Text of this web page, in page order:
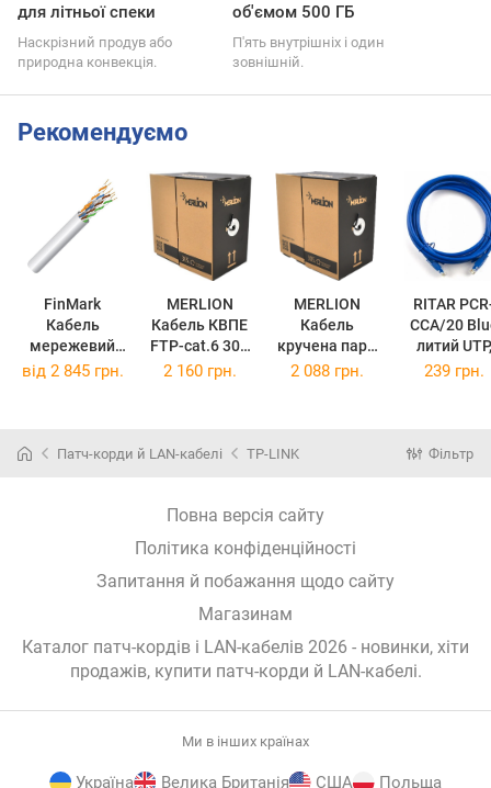
для літньої спеки
Наскрізний продув або
природна конвекція.
об'ємом 500 ГБ
П'ять внутрішніх і один
зовнішній.
Рекомендуємо
FinMark
Кабель
мережевий
UTP 100м
163143
MERLION
Кабель КВПЕ
FTP-cat.6 305
м
6054305W)
MERLION
Кабель
кручена пара
КНПЕ FTP-
RITAR PCR-
CCA/20
литий UTP,
CCA, RJ45,
від 2 845 грн. 2 160 грн. 2 088 грн. 239 грн.
Патч-корди й LAN-кабелі TP-LINK Фільтр
Повна версія сайту
Політика конфіденційності
Запитання й побажання щодо сайту
Магазинам
Каталог патч-кордів і LAN-кабелів 2026 - новинки, хіти
продажів, купити патч-корди й LAN-кабелі.
Ми в інших країнах
Україна Велика Британія США Польща